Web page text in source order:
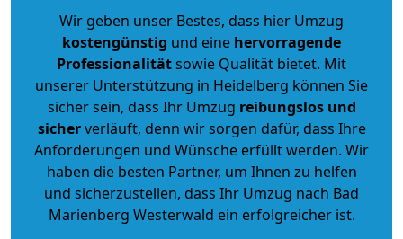
Wir geben unser Bestes, dass hier Umzug
kostengünstig und eine hervorragende
Professionalitätsowie Qualität bietet. Mit
unserer Unterstützung in Heidelberg können Sie
sicher sein, dass Ihr Umzug reibungslos und
sicherverläuft, denn wir sorgen dafür, dass Ihre
Anforderungen und Wünsche erfüllt werden. Wir
haben die besten Partner, um Ihnen zu helfen
und sicherzustellen, dass Ihr Umzug nach Bad
Marienberg Westerwald ein erfolgreicher ist.